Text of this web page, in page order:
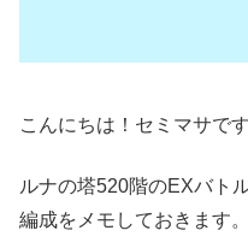
こんにちは！セミマサです
ルナの塔520階のEXバト
編成をメモしておきます。